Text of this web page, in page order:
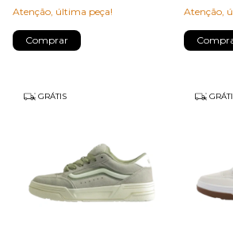
Atenção, última peça!
Comprar
Atenção,
GRÁTIS